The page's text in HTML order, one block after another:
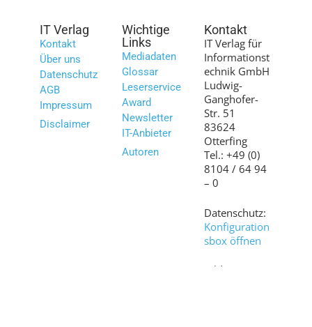
IT Verlag
Kontakt
Über uns
Datenschutz
AGB
Impressum
Disclaimer
Wichtige
Links
Mediadaten
Glossar
Leserservice
Award
Newsletter
IT-Anbieter
Autoren
Kontakt
IT Verlag für
Informationst
echnik GmbH
Ludwig-
Ganghofer-
Str. 51
83624
Otterfing
Tel.: +49 (0)
8104 / 64 94
– 0
Datenschutz:
Konfiguration
sbox öffnen
Bilder: